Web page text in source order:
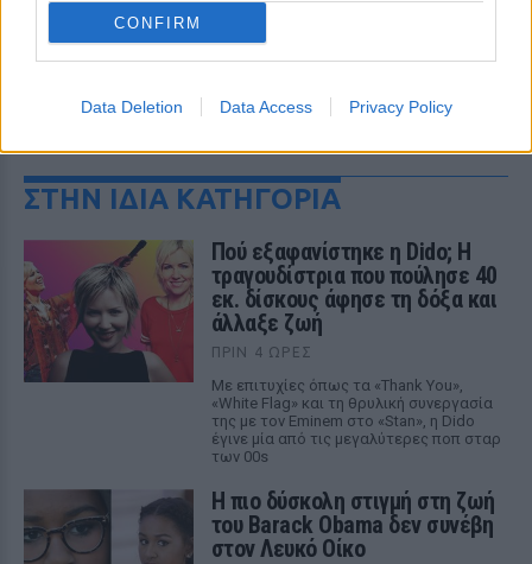
CONFIRM
Data Deletion Data Access Privacy Policy
ΣΤΗΝ ΙΔΙΑ ΚΑΤΗΓΟΡΙΑ
Πού εξαφανίστηκε η Dido; Η
τραγουδίστρια που πούλησε 40
εκ. δίσκους άφησε τη δόξα και
άλλαξε ζωή
ΠΡΙΝ 4 ΏΡΕΣ
Με επιτυχίες όπως τα «Thank You»,
«White Flag» και τη θρυλική συνεργασία
της με τον Eminem στο «Stan», η Dido
έγινε μία από τις μεγαλύτερες ποπ σταρ
των 00s
Η πιο δύσκολη στιγμή στη ζωή
του Barack Obama δεν συνέβη
στον Λευκό Οίκο